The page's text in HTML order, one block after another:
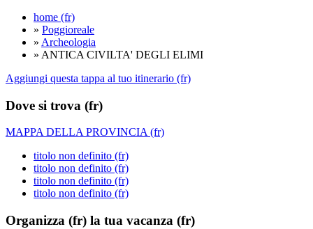
home (fr)
» Poggioreale
» Archeologia
» ANTICA CIVILTA' DEGLI ELIMI
Aggiungi questa tappa al tuo itinerario (fr)
Dove si trova (fr)
MAPPA DELLA PROVINCIA (fr)
titolo non definito (fr)
titolo non definito (fr)
titolo non definito (fr)
titolo non definito (fr)
Organizza (fr) la tua vacanza (fr)